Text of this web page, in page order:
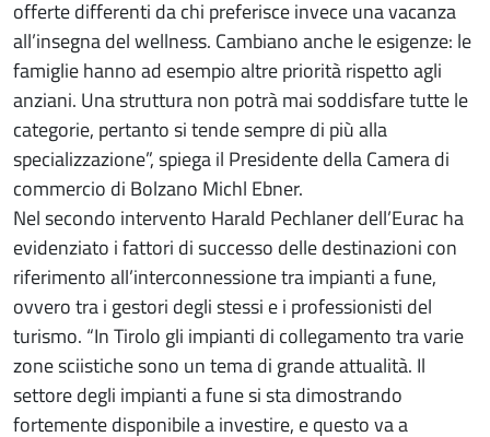
offerte differenti da chi preferisce invece una vacanza
all’insegna del wellness. Cambiano anche le esigenze: le
famiglie hanno ad esempio altre priorità rispetto agli
anziani. Una struttura non potrà mai soddisfare tutte le
categorie, pertanto si tende sempre di più alla
specializzazione”, spiega il Presidente della Camera di
commercio di Bolzano Michl Ebner.
Nel secondo intervento Harald Pechlaner dell’Eurac ha
evidenziato i fattori di successo delle destinazioni con
riferimento all’interconnessione tra impianti a fune,
ovvero tra i gestori degli stessi e i professionisti del
turismo. “In Tirolo gli impianti di collegamento tra varie
zone sciistiche sono un tema di grande attualità. Il
settore degli impianti a fune si sta dimostrando
fortemente disponibile a investire, e questo va a